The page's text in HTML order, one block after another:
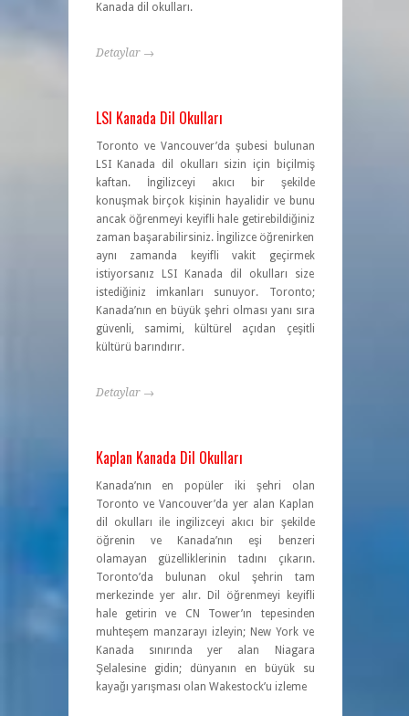
Kanada dil okulları.
Detaylar →
LSI Kanada Dil Okulları
Toronto ve Vancouver’da şubesi bulunan
LSI Kanada dil okulları sizin için biçilmiş
kaftan. İngilizceyi akıcı bir şekilde
konuşmak birçok kişinin hayalidir ve bunu
ancak öğrenmeyi keyifli hale getirebildiğiniz
zaman başarabilirsiniz. İngilizce öğrenirken
aynı zamanda keyifli vakit geçirmek
istiyorsanız LSI Kanada dil okulları size
istediğiniz imkanları sunuyor. Toronto;
Kanada’nın en büyük şehri olması yanı sıra
güvenli, samimi, kültürel açıdan çeşitli
kültürü barındırır.
Detaylar →
Kaplan Kanada Dil Okulları
Kanada’nın en popüler iki şehri olan
Toronto ve Vancouver’da yer alan Kaplan
dil okulları ile ingilizceyi akıcı bir şekilde
öğrenin ve Kanada’nın eşi benzeri
olamayan güzelliklerinin tadını çıkarın.
Toronto’da bulunan okul şehrin tam
merkezinde yer alır. Dil öğrenmeyi keyifli
hale getirin ve CN Tower’ın tepesinden
muhteşem manzarayı izleyin; New York ve
Kanada sınırında yer alan Niagara
Şelalesine gidin; dünyanın en büyük su
kayağı yarışması olan Wakestock’u izleme